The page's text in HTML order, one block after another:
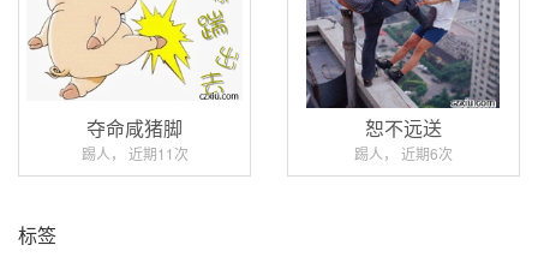
夺命咸猪脚
踢人， 近期11次
恕不远送
踢人， 近期6次
标签